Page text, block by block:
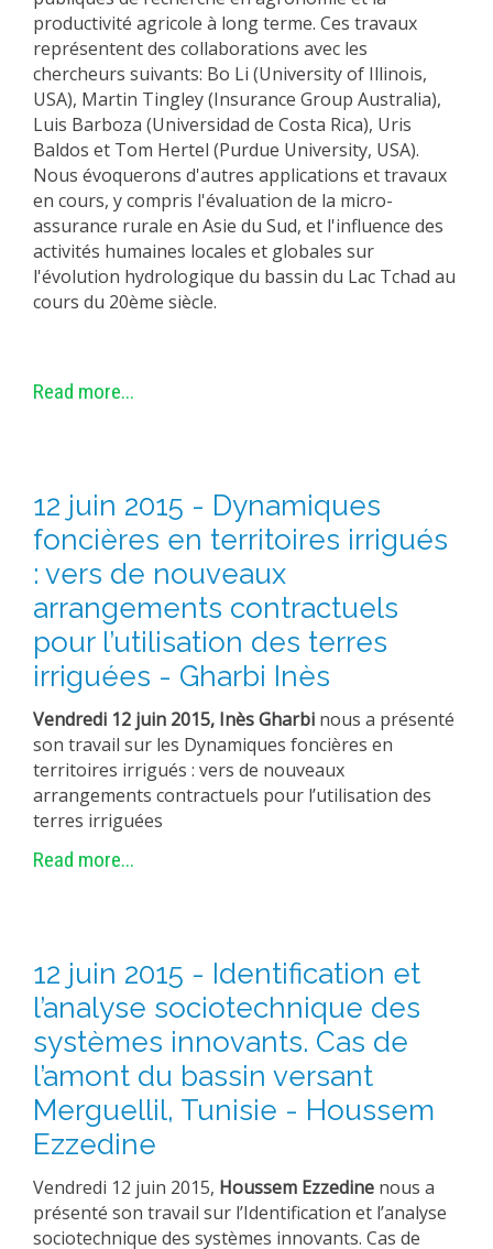
productivité agricole à long terme. Ces travaux
représentent des collaborations avec les
chercheurs suivants: Bo Li (University of Illinois,
USA), Martin Tingley (Insurance Group Australia),
Luis Barboza (Universidad de Costa Rica), Uris
Baldos et Tom Hertel (Purdue University, USA).
Nous évoquerons d'autres applications et travaux
en cours, y compris l'évaluation de la micro-
assurance rurale en Asie du Sud, et l'influence des
activités humaines locales et globales sur
l'évolution hydrologique du bassin du Lac Tchad au
cours du 20ème siècle.
Read more...
12 juin 2015 - Dynamiques
foncières en territoires irrigués
: vers de nouveaux
arrangements contractuels
pour l’utilisation des terres
irriguées - Gharbi Inès
Vendredi 12 juin 2015, Inès Gharbi nous a présenté
son travail sur les Dynamiques foncières en
territoires irrigués : vers de nouveaux
arrangements contractuels pour l’utilisation des
terres irriguées
Read more...
12 juin 2015 - Identification et
l’analyse sociotechnique des
systèmes innovants. Cas de
l’amont du bassin versant
Merguellil, Tunisie - Houssem
Ezzedine
Vendredi 12 juin 2015, Houssem Ezzedine nous a
présenté son travail sur l’Identification et l’analyse
sociotechnique des systèmes innovants. Cas de